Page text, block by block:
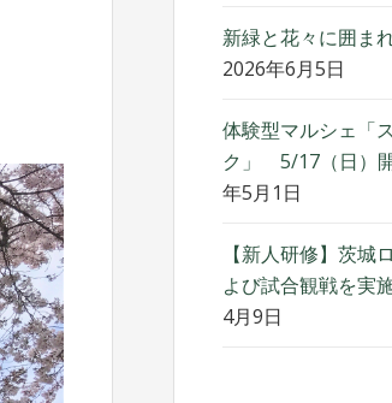
新緑と花々に囲ま
2026年6月5日
体験型マルシェ「
ク」 5/17（日）
年5月1日
【新人研修】茨城
よび試合観戦を実
4月9日